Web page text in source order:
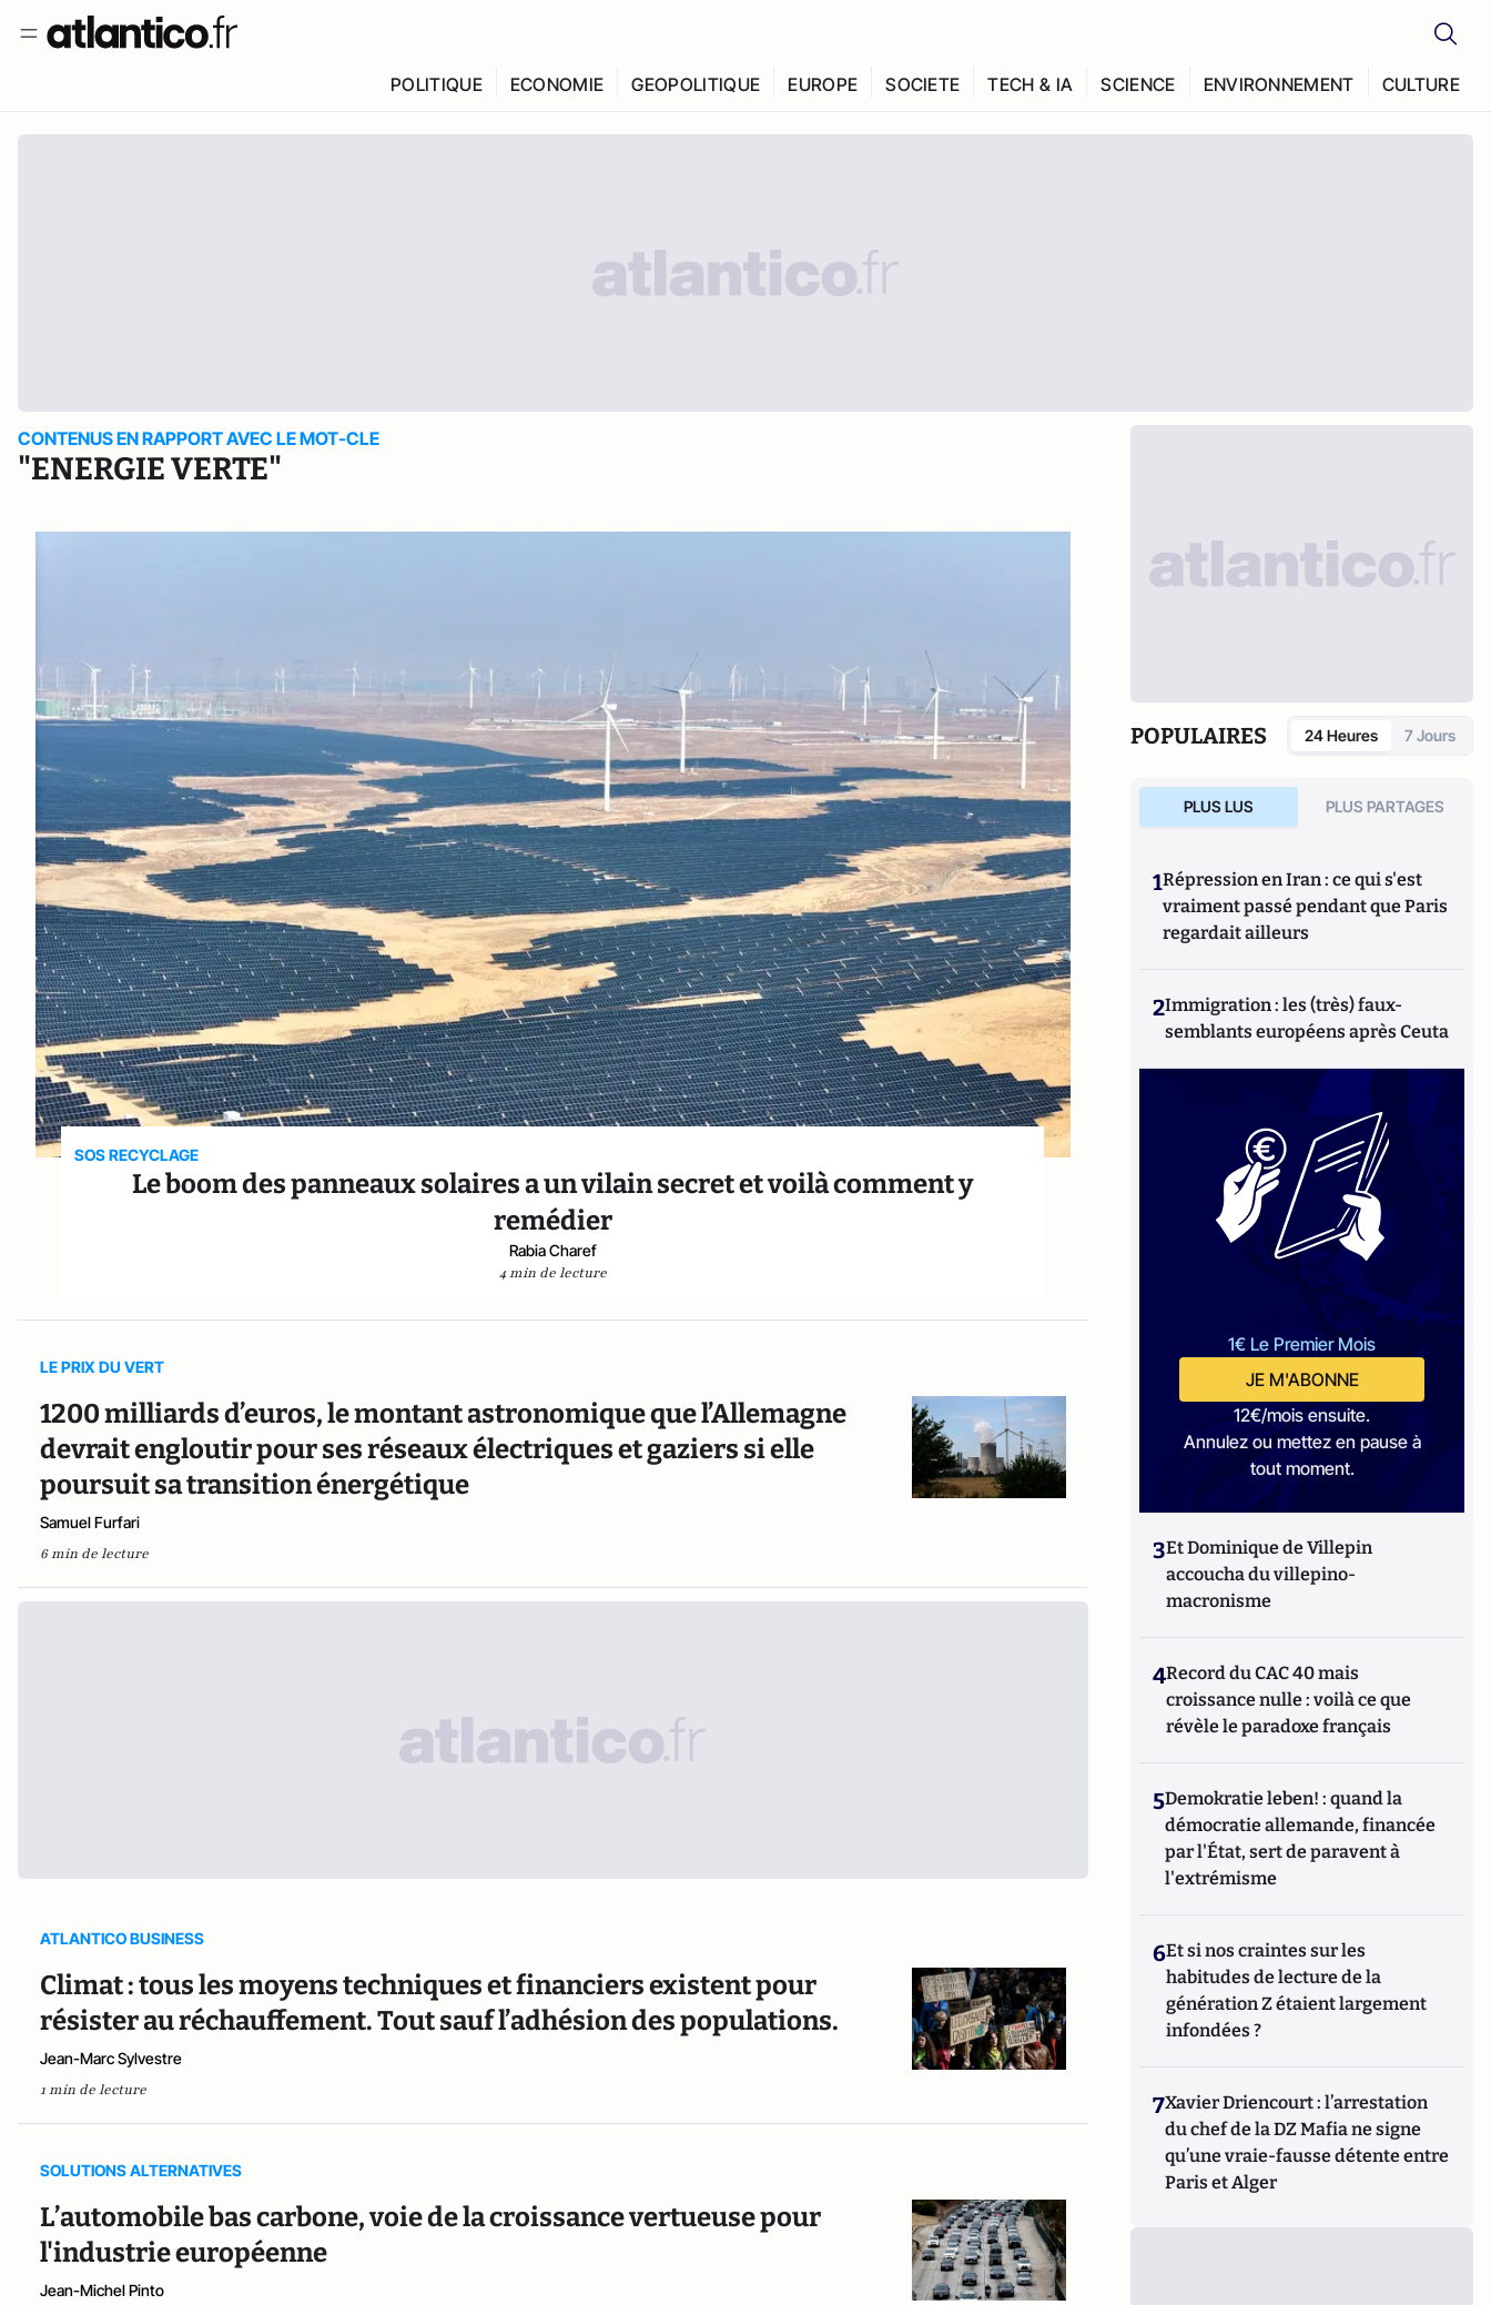
POLITIQUE ECONOMIE GEOPOLITIQUE EUROPE SOCIETE TECH & IA SCIENCE ENVIRONNEMENT CULTURE
CONTENUS EN RAPPORT AVEC LE MOT-CLE
"ENERGIE VERTE"
SOS RECYCLAGE
Le boom des panneaux solaires a un vilain secret et voilà comment y
remédier
Rabia Charef
4 min de lecture
LE PRIX DU VERT
1200 milliards d’euros, le montant astronomique que l’Allemagne
devrait engloutir pour ses réseaux électriques et gaziers si elle
poursuit sa transition énergétique
Samuel Furfari
6 min de lecture
ATLANTICO BUSINESS
Climat : tous les moyens techniques et financiers existent pour
résister au réchauffement. Tout sauf l’adhésion des populations.
Jean-Marc Sylvestre
1 min de lecture
SOLUTIONS ALTERNATIVES
L’automobile bas carbone, voie de la croissance vertueuse pour
l'industrie européenne
Jean-Michel Pinto
POPULAIRES 24 Heures 7 Jours
PLUS LUS PLUS PARTAGES
1Répression en Iran : ce qui s'est
vraiment passé pendant que Paris
regardait ailleurs
2Immigration : les (très) faux-
semblants européens après Ceuta
1€ Le Premier Mois
JE M'ABONNE
12€/mois ensuite.
Annulez ou mettez en pause à
tout moment.
3Et Dominique de Villepin
accoucha du villepino-
macronisme
4Record du CAC 40 mais
croissance nulle : voilà ce que
révèle le paradoxe français
5Demokratie leben! : quand la
démocratie allemande, financée
par l'État, sert de paravent à
l'extrémisme
6Et si nos craintes sur les
habitudes de lecture de la
génération Z étaient largement
infondées ?
7Xavier Driencourt : l’arrestation
du chef de la DZ Mafia ne signe
qu’une vraie-fausse détente entre
Paris et Alger